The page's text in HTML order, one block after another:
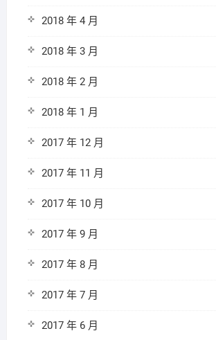
2018 年 4 月
2018 年 3 月
2018 年 2 月
2018 年 1 月
2017 年 12 月
2017 年 11 月
2017 年 10 月
2017 年 9 月
2017 年 8 月
2017 年 7 月
2017 年 6 月